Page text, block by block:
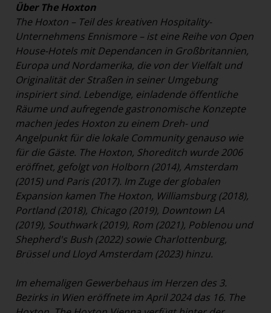
Über The Hoxton
The Hoxton – Teil des kreativen Hospitality-
Unternehmens Ennismore – ist eine Reihe von Open
House-Hotels mit Dependancen in Großbritannien,
Europa und Nordamerika, die von der Vielfalt und
Originalität der Straßen in seiner Umgebung
inspiriert sind. Lebendige, einladende öffentliche
Räume und aufregende gastronomische Konzepte
machen jedes Hoxton zu einem Dreh- und
Angelpunkt für die lokale Community genauso wie
für die Gäste. The Hoxton, Shoreditch wurde 2006
eröffnet, gefolgt von Holborn (2014), Amsterdam
(2015) und Paris (2017). Im Zuge der globalen
Expansion kamen The Hoxton, Williamsburg (2018),
Portland (2018), Chicago (2019), Downtown LA
(2019), Southwark (2019), Rom (2021), Poblenou und
Shepherd's Bush (2022) sowie Charlottenburg,
Brüssel und Lloyd Amsterdam (2023) hinzu.
Im ehemaligen Gewerbehaus im Herzen des 3.
Bezirks in Wien eröffnete im April 2024 das 16. The